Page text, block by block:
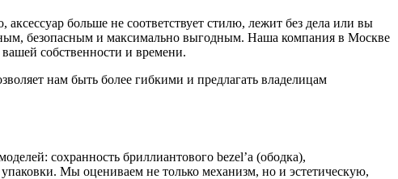
больше не соответствует стилю, лежит без дела или вы
безопасным и максимально выгодным. Наша компания в Москве
собственности и времени.
нам быть более гибкими и предлагать владелицам
сохранность бриллиантового bezel’а (ободка),
Мы оцениваем не только механизм, но и эстетическую,